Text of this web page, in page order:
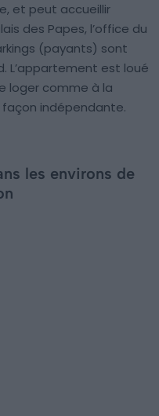
et peut accueillir
des Papes, l’office du
(payants) sont
L’appartement est loué
loger comme à la
indépendante.
les environs de